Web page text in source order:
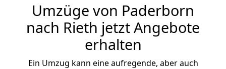
Umzüge von Paderborn
nach Rieth jetzt Angebote
erhalten
Ein Umzug kann eine aufregende, aber auch